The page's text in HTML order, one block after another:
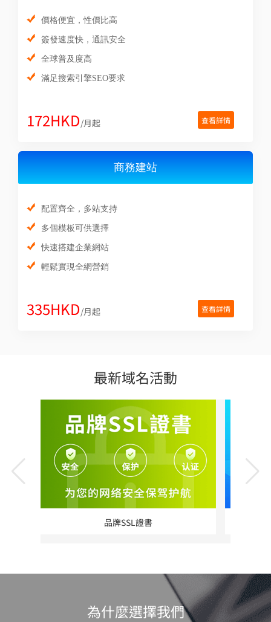
價格便宜，性價比高
簽發速度快，通訊安全
全球普及度高
滿足搜索引擎SEO要求
172HKD/月起 查看詳情
商務建站
配置齊全，多站支持
多個模板可供選擇
快速搭建企業網站
輕鬆實現全網營銷
335HKD/月起 查看詳情
最新域名活動
品牌SSL證書
為什麼選擇我們